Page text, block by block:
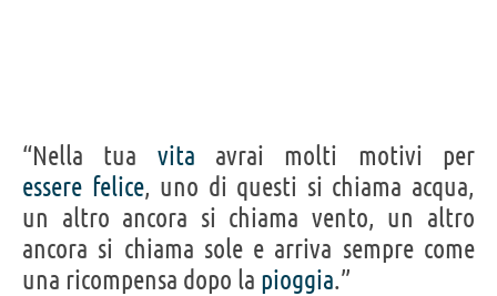
“Nella tua vita avrai molti motivi per
essere felice, uno di questi si chiama acqua,
un altro ancora si chiama vento, un altro
ancora si chiama sole e arriva sempre come
una ricompensa dopo la pioggia.”